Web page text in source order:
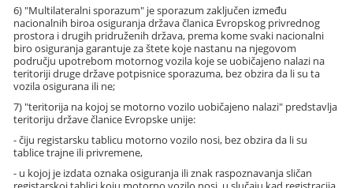
6) "Multilateralni sporazum" je sporazum zaključen između
nacionalnih biroa osiguranja država članica Evropskog privrednog
prostora i drugih pridruženih država, prema kome svaki nacionalni
biro osiguranja garantuje za štete koje nastanu na njegovom
području upotrebom motornog vozila koje se uobičajeno nalazi na
teritoriji druge države potpisnice sporazuma, bez obzira da li su ta
vozila osigurana ili ne;
7) "teritorija na kojoj se motorno vozilo uobičajeno nalazi" predstavlja
teritoriju države članice Evropske unije:
- čiju registarsku tablicu motorno vozilo nosi, bez obzira da li su
tablice trajne ili privremene,
- u kojoj je izdata oznaka osiguranja ili znak raspoznavanja sličan